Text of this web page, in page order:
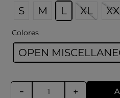
S M L XL
Colores
OPEN
＋
－